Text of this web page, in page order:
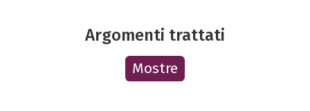
Argomenti trattati
Mostre